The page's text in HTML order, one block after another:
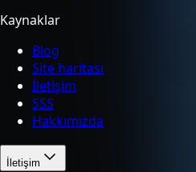
Kaynaklar
Blog
Site haritası
İletişim
SSS
Hakkımızda
İletişim